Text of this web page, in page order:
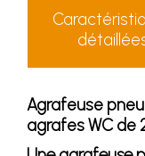
Agrafeuse
agrafes WC de